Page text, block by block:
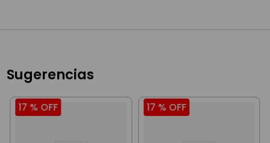
Sugerencias
17 % OFF 17 % OFF